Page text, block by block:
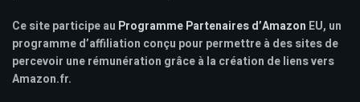
Ce site participe au Programme Partenaires d’Amazon EU, un
programme d’affiliation conçu pour permettre à des sites de
percevoir une rémunération grâce à la création de liens vers
Amazon.fr.